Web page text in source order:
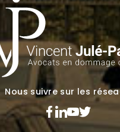
Nous suivre sur les